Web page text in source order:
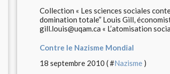
Collection « Les sciences sociales
domination totale” Louis Gill,
gill.louis@uqam.ca « L’atomisation
Contre le Nazisme Mondial
18 septembre 2010 ( #Nazisme )